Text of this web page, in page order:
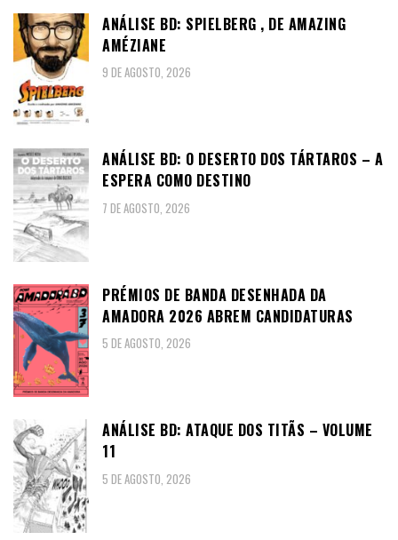
ANÁLISE BD: SPIELBERG , DE AMAZING
AMÉZIANE
9 DE AGOSTO, 2026
ANÁLISE BD: O DESERTO DOS TÁRTAROS – A
ESPERA COMO DESTINO
7 DE AGOSTO, 2026
PRÉMIOS DE BANDA DESENHADA DA
AMADORA 2026 ABREM CANDIDATURAS
5 DE AGOSTO, 2026
ANÁLISE BD: ATAQUE DOS TITÃS – VOLUME
11
5 DE AGOSTO, 2026